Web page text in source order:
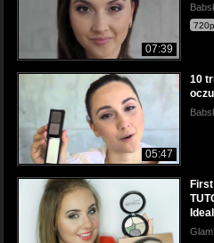
07:39
720p
05:47
10